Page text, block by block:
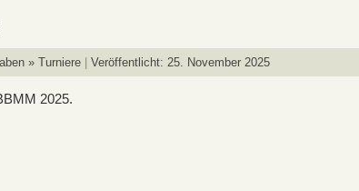
» Turniere Veröffentlicht: 25. November 2025
2025.